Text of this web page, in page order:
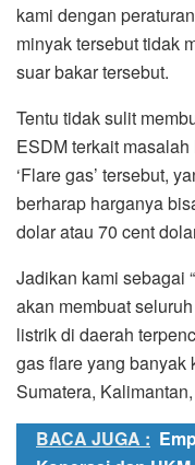
kami dengan
minyak tersebut tidak
suar bakar tersebut.
Tentu tidak sulit
ESDM terkait
‘Flare gas’ tersebut,
berharap harganya
dolar atau 70 cent
Jadikan kami sebagai
akan membuat
listrik di daerah
gas flare yang banyak
Sumatera,
BACA JUGA :